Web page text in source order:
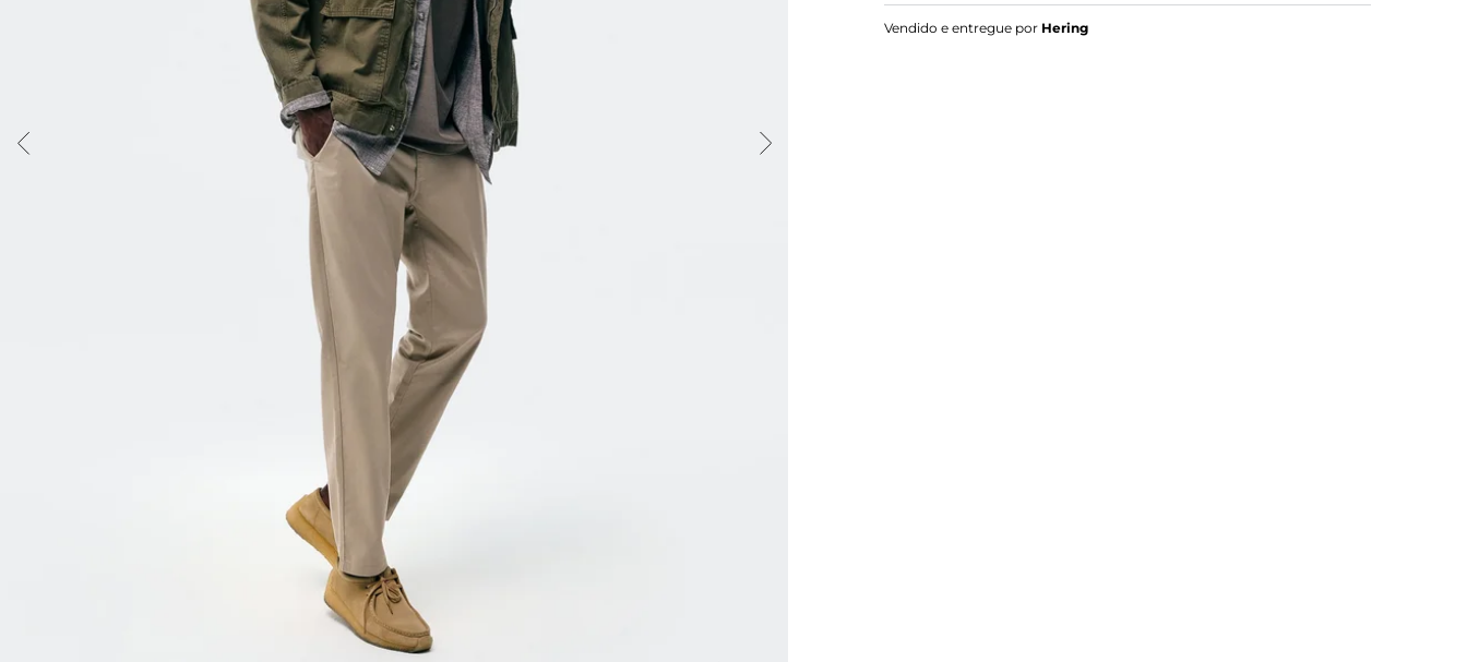
Calça reta masculina em sarja, confeccionada em algodão com
liocel. Possui cós alfaiatado e comprimento levemente
Vendido e entregue por Hering